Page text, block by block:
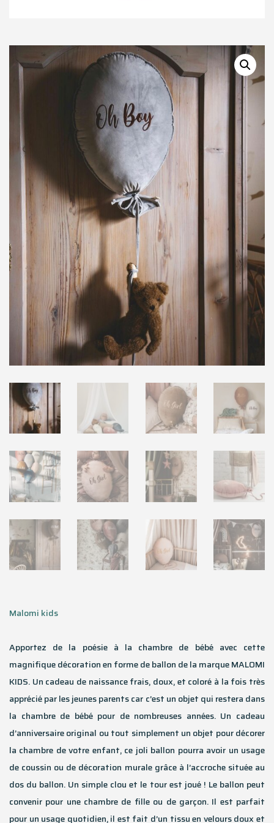
Malomi kids
Apportez de la poésie à la chambre de bébé avec cette
magnifique décoration en forme de ballon de la marque MALOMI
KIDS. Un cadeau de naissance frais, doux, et coloré à la fois très
apprécié par les jeunes parents car c’est un objet qui restera dans
la chambre de bébé pour de nombreuses années. Un cadeau
d’anniversaire original ou tout simplement un objet pour décorer
la chambre de votre enfant, ce joli ballon pourra avoir un usage
de coussin ou de décoration murale grâce à l’accroche située au
dos du ballon. Un simple clou et le tour est joué ! Le ballon peut
convenir pour une chambre de fille ou de garçon. Il est parfait
pour un usage quotidien, il est fait d’un tissu en velours doux et